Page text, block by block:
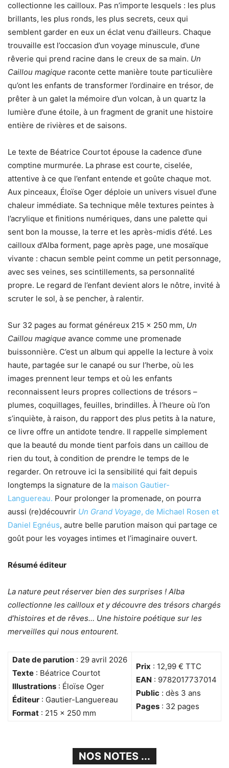
collectionne les cailloux. Pas n’importe lesquels : les plus
brillants, les plus ronds, les plus secrets, ceux qui
semblent garder en eux un éclat venu d’ailleurs. Chaque
trouvaille est l’occasion d’un voyage minuscule, d’une
rêverie qui prend racine dans le creux de sa main. Un
Caillou magique raconte cette manière toute particulière
qu’ont les enfants de transformer l’ordinaire en trésor, de
prêter à un galet la mémoire d’un volcan, à un quartz la
lumière d’une étoile, à un fragment de granit une histoire
entière de rivières et de saisons.
Le texte de Béatrice Courtot épouse la cadence d’une
comptine murmurée. La phrase est courte, ciselée,
attentive à ce que l’enfant entende et goûte chaque mot.
Aux pinceaux, Éloïse Oger déploie un univers visuel d’une
chaleur immédiate. Sa technique mêle textures peintes à
l’acrylique et finitions numériques, dans une palette qui
sent bon la mousse, la terre et les après-midis d’été. Les
cailloux d’Alba forment, page après page, une mosaïque
vivante : chacun semble peint comme un petit personnage,
avec ses veines, ses scintillements, sa personnalité
propre. Le regard de l’enfant devient alors le nôtre, invité à
scruter le sol, à se pencher, à ralentir.
Sur 32 pages au format généreux 215 × 250 mm, Un
Caillou magique avance comme une promenade
buissonnière. C’est un album qui appelle la lecture à voix
haute, partagée sur le canapé ou sur l’herbe, où les
images prennent leur temps et où les enfants
reconnaissent leurs propres collections de trésors –
plumes, coquillages, feuilles, brindilles. À l’heure où l’on
s’inquiète, à raison, du rapport des plus petits à la nature,
ce livre offre un antidote tendre. Il rappelle simplement
que la beauté du monde tient parfois dans un caillou de
rien du tout, à condition de prendre le temps de le
regarder. On retrouve ici la sensibilité qui fait depuis
longtemps la signature de la maison Gautier-
Languereau. Pour prolonger la promenade, on pourra
aussi (re)découvrir Un Grand Voyage, de Michael Rosen et
Daniel Egnéus, autre belle parution maison qui partage ce
goût pour les voyages intimes et l’imaginaire ouvert.
Résumé éditeur
La nature peut réserver bien des surprises ! Alba
collectionne les cailloux et y découvre des trésors chargés
d’histoires et de rêves… Une histoire poétique sur les
merveilles qui nous entourent.
Date de parution : 29 avril 2026
Texte : Béatrice Courtot
Illustrations : Éloïse Oger
Éditeur : Gautier-Languereau
Format : 215 × 250 mm
Prix : 12,99 € TTC
EAN : 9782017737014
Public : dès 3 ans
Pages : 32 pages
NOS NOTES ...